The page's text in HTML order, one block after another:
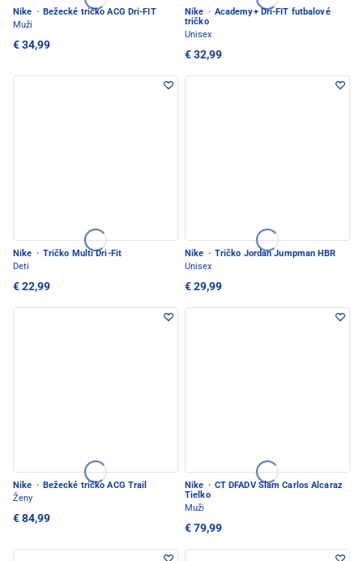
Nike · Bežecké tričko ACG Dri-FIT
Muži
€ 34,99
Nike · Academy+ Dri-FIT futbalové
tričko
Unisex
€ 32,99
Nike · Tričko Multi Dri-Fit
Deti
€ 22,99
Nike · Tričko Jordan Jumpman HBR
Unisex
€ 29,99
Nike · Bežecké tričko ACG Trail
Ženy
€ 84,99
Nike · CT DFADV Slam Carlos Alcaraz
Tielko
Muži
€ 79,99